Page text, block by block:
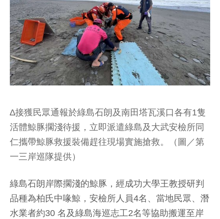
∆接獲民眾通報於綠島石朗及南田塔瓦溪口各有1隻
活體鯨豚擱淺待援，立即派遣綠島及大武安檢所同
仁攜帶鯨豚救援裝備趕往現場實施搶救。（圖／第
一三岸巡隊提供）
綠島石朗岸際擱淺的鯨豚，經成功大學王教授研判
品種為柏氏中喙鯨，安檢所人員4名、當地民眾、潛
水業者約30 名及綠島海巡志工2名等協助搬運至岸